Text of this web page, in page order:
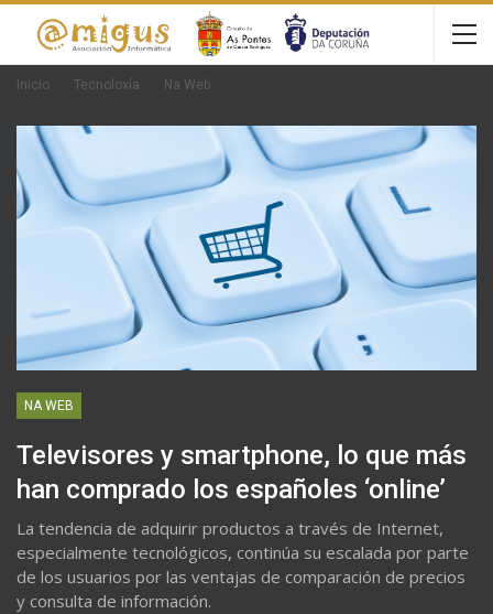
Inicio Tecnoloxía Na Web
NA WEB
Televisores y smartphone, lo que más
han comprado los españoles ‘online’
La tendencia de adquirir productos a través de Internet,
especialmente tecnológicos, continúa su escalada por parte
de los usuarios por las ventajas de comparación de precios
y consulta de información.